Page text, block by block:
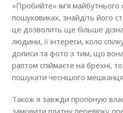
«Пробийте» ім’я
пошуковиках, знайдіть його
це дозволить ще більше
людини, її інтереси, коло
дописи та фото з тим, що
раптом спіймаєте на брехні,
пошукати чеснішого
Також я завжди пропоную
замовити платну перевірку